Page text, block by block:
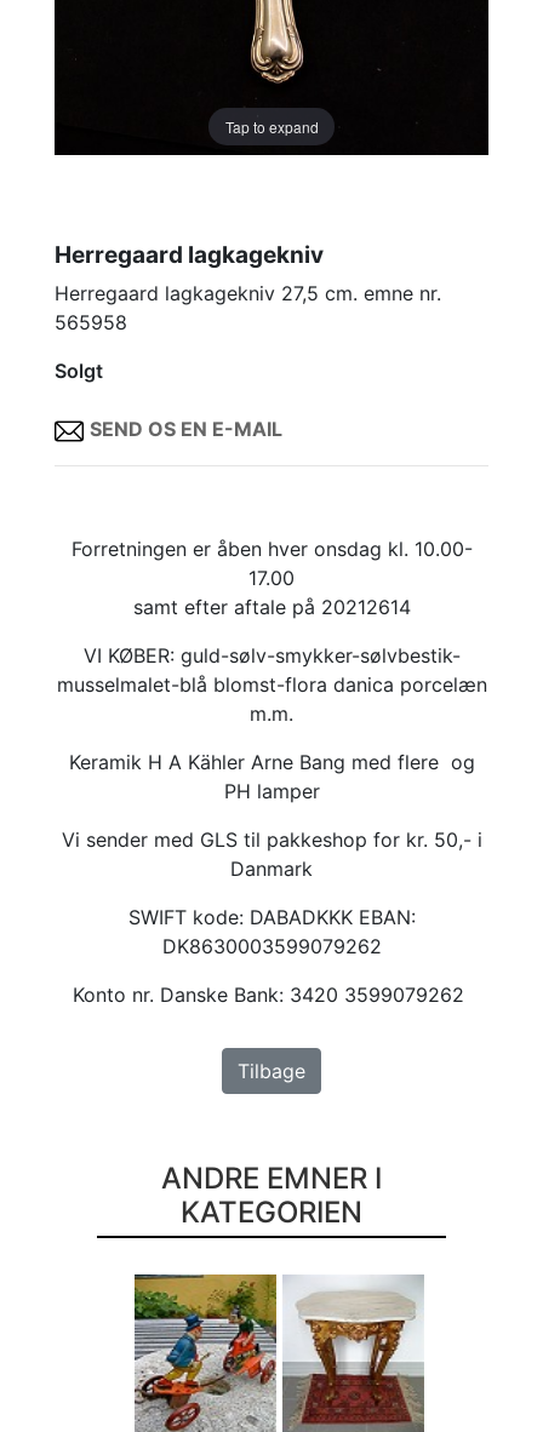
Tap to expand
Herregaard lagkagekniv
Herregaard lagkagekniv 27,5 cm. emne nr.
565958
Solgt
SEND OS EN E-MAIL
Forretningen er åben hver onsdag kl. 10.00-
17.00
samt efter aftale på 20212614
VI KØBER: guld-sølv-smykker-sølvbestik-
musselmalet-blå blomst-flora danica porcelæn
m.m.
Keramik H A Kähler Arne Bang med flere og
PH lamper
Vi sender med GLS til pakkeshop for kr. 50,- i
Danmark
SWIFT kode: DABADKKK EBAN:
DK8630003599079262
Konto nr. Danske Bank: 3420 3599079262
Tilbage
ANDRE EMNER I
KATEGORIEN